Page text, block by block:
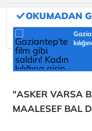
"ASKER VARSA
MAALESEF BAL